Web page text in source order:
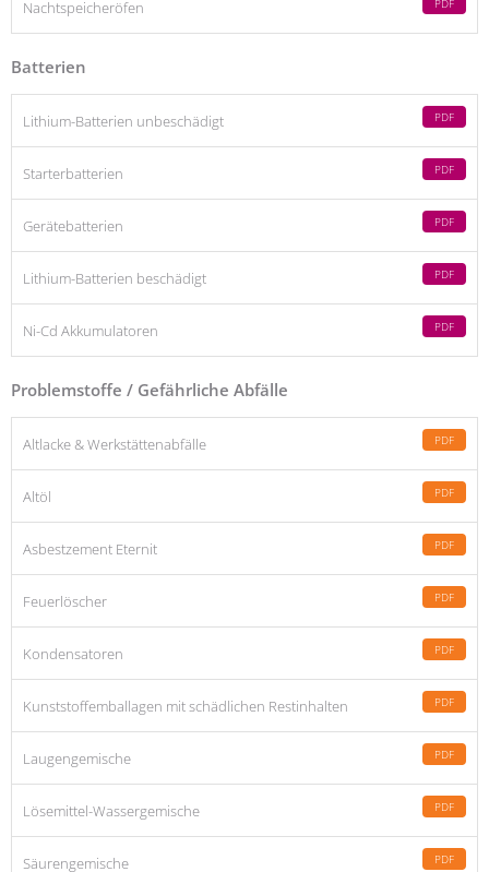
Nachtspeicheröfen PDF
Batterien
Lithium-Batterien unbeschädigt PDF
Starterbatterien PDF
Gerätebatterien PDF
Lithium-Batterien beschädigt PDF
Ni-Cd Akkumulatoren PDF
Problemstoffe / Gefährliche Abfälle
Altlacke & Werkstättenabfälle PDF
Altöl PDF
Asbestzement Eternit PDF
Feuerlöscher PDF
Kondensatoren PDF
Kunststoffemballagen mit schädlichen Restinhalten PDF
Laugengemische PDF
Lösemittel-Wassergemische PDF
Säurengemische PDF